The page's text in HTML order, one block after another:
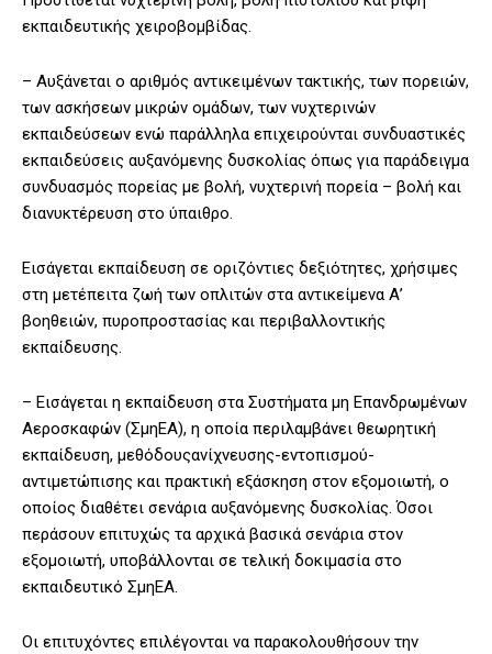
εκπαιδευτικής χειροβομβίδας.
– Αυξάνεται ο αριθμός αντικειμένων τακτικής, των πορειών,
των ασκήσεων μικρών ομάδων, των νυχτερινών
εκπαιδεύσεων ενώ παράλληλα επιχειρούνται συνδυαστικές
εκπαιδεύσεις αυξανόμενης δυσκολίας όπως για παράδειγμα
συνδυασμός πορείας με βολή, νυχτερινή πορεία – βολή και
διανυκτέρευση στο ύπαιθρο.
Εισάγεται εκπαίδευση σε οριζόντιες δεξιότητες, χρήσιμες
στη μετέπειτα ζωή των οπλιτών στα αντικείμενα Α’
βοηθειών, πυροπροστασίας και περιβαλλοντικής
εκπαίδευσης.
– Εισάγεται η εκπαίδευση στα Συστήματα μη Επανδρωμένων
Αεροσκαφών (ΣμηΕΑ), η οποία περιλαμβάνει θεωρητική
εκπαίδευση, μεθόδουςανίχνευσης-εντοπισμού-
αντιμετώπισης και πρακτική εξάσκηση στον εξομοιωτή, ο
οποίος διαθέτει σενάρια αυξανόμενης δυσκολίας. Όσοι
περάσουν επιτυχώς τα αρχικά βασικά σενάρια στον
εξομοιωτή, υποβάλλονται σε τελική δοκιμασία στο
εκπαιδευτικό ΣμηΕΑ.
Οι επιτυχόντες επιλέγονται να παρακολουθήσουν την